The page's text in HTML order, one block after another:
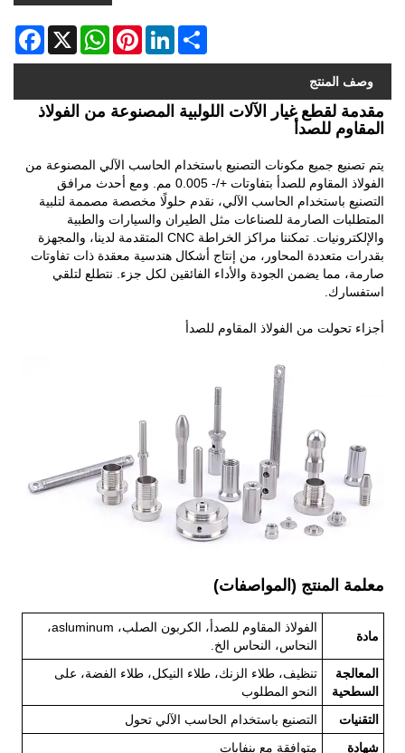
X
WhatsAppPinterestLinkedInShare
وصف المنتج
مقدمة لقطع غيار الآلات اللولبية المصنوعة من الفولاذ
المقاوم للصدأ
يتم تصنيع جميع مكونات التصنيع باستخدام الحاسب الآلي المصنوعة من
الفولاذ المقاوم للصدأ بتفاوتات +/- 0.005 مم. ومع أحدث مرافق
التصنيع باستخدام الحاسب الآلي، نقدم حلولًا مخصصة مصممة لتلبية
المتطلبات الصارمة للصناعات مثل الطيران والسيارات والطبية
والإلكترونيات. تمكننا مراكز الخراطة CNC المتقدمة لدينا، والمجهزة
بقدرات متعددة المحاور، من إنتاج أشكال هندسية معقدة ذات تفاوتات
صارمة، مما يضمن الجودة والأداء الفائقين لكل جزء. نتطلع لتلقي
استفسارك.
أجزاء تحولت من الفولاذ المقاوم للصدأ
معلمة المنتج (المواصفات)
مادة
الفولاذ المقاوم للصدأ، الكربون الصلب، asluminum،
النحاس، النحاس الخ.
المعالجة
السطحية
تنظيف، طلاء الزنك، طلاء النيكل، طلاء الفضة، على
النحو المطلوب
التقنيات
التصنيع باستخدام الحاسب الآلي تحول
شهادة
متوافقة مع بنفايات